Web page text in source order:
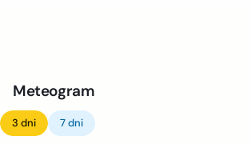
Meteogram
3 dni 7 dni